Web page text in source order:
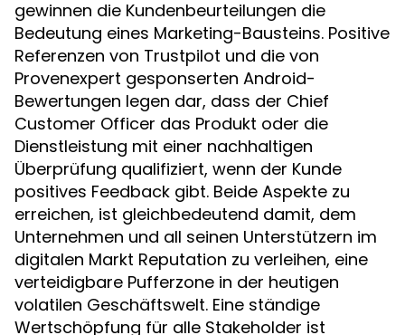
gewinnen die Kundenbeurteilungen die
Bedeutung eines Marketing-Bausteins. Positive
Referenzen von Trustpilot und die von
Provenexpert gesponserten Android-
Bewertungen legen dar, dass der Chief
Customer Officer das Produkt oder die
Dienstleistung mit einer nachhaltigen
Überprüfung qualifiziert, wenn der Kunde
positives Feedback gibt. Beide Aspekte zu
erreichen, ist gleichbedeutend damit, dem
Unternehmen und all seinen Unterstützern im
digitalen Markt Reputation zu verleihen, eine
verteidigbare Pufferzone in der heutigen
volatilen Geschäftswelt. Eine ständige
Wertschöpfung für alle Stakeholder ist